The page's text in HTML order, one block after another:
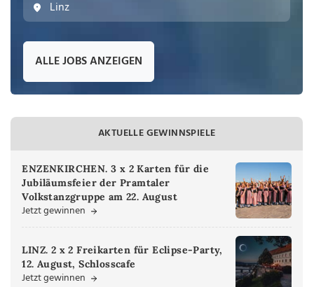
Linz
ALLE JOBS ANZEIGEN
AKTUELLE GEWINNSPIELE
ENZENKIRCHEN. 3 x 2 Karten für die
Jubiläumsfeier der Pramtaler
Volkstanzgruppe am 22. August
Jetzt gewinnen
LINZ. 2 x 2 Freikarten für Eclipse-Party,
12. August, Schlosscafe
Jetzt gewinnen